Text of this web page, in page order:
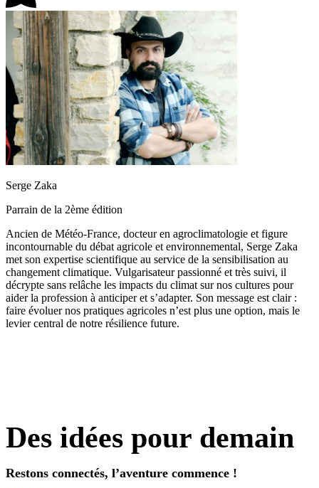
Serge Zaka
Parrain de la 2ème édition
Ancien de Météo-France, docteur en agroclimatologie et figure
incontournable du débat agricole et environnemental, Serge Zaka
met son expertise scientifique au service de la sensibilisation au
changement climatique. Vulgarisateur passionné et très suivi, il
décrypte sans relâche les impacts du climat sur nos cultures pour
aider la profession à anticiper et s’adapter. Son message est clair :
faire évoluer nos pratiques agricoles n’est plus une option, mais le
levier central de notre résilience future.
Des idées pour demain
Restons connectés, l’aventure commence !